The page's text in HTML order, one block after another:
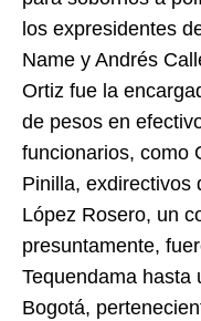
los expresidentes
Name y Andrés
Ortiz fue la
de pesos en
funcionarios, como
Pinilla, exdirectivos
López Rosero, un
presuntamente,
Tequendama hasta
Bogotá,